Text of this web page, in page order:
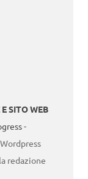
SITO WEB
-
Wordpress
redazione